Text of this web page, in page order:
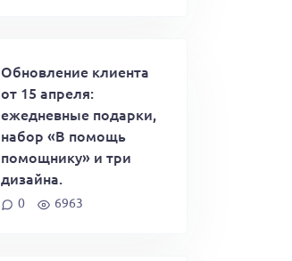
Обновление клиента
от 15 апреля:
ежедневные подарки,
набор «В помощь
помощнику» и три
дизайна.
0 6963